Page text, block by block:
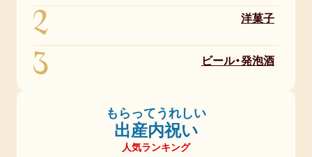
2 洋菓子
3 ビール・発泡酒
もらってうれしい
出産内祝い
人気ランキング